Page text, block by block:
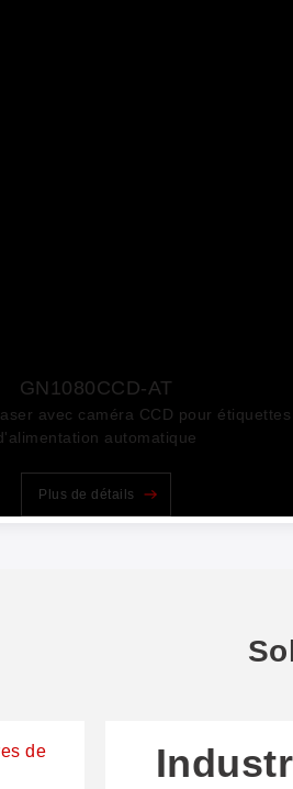
GN1080CCD-AT
avec caméra CCD pour
automatique
Plus de détails
de